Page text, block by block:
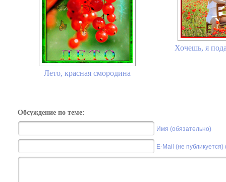
Лето, красная смородина
Хочешь, я
Обсуждение по теме:
Имя (обязательно)
E-Mail (не